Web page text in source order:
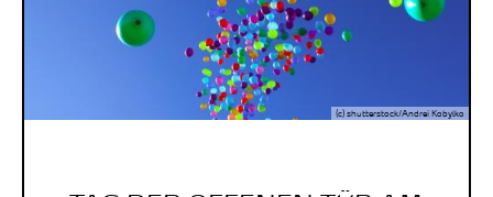
(c) shutterstock/Andrei Kobylko